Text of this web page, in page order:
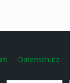
Datenschutz